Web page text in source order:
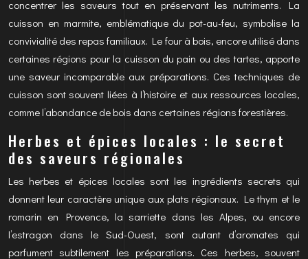
concentrer les saveurs tout en préservant les nutriments. La
cuisson en marmite, emblématique du pot-au-feu, symbolise la
convivialité des repas familiaux. Le four à bois, encore utilisé dans
certaines régions pour la cuisson du pain ou des tartes, apporte
une saveur incomparable aux préparations. Ces techniques de
cuisson sont souvent liées à l’histoire et aux ressources locales,
comme l’abondance de bois dans certaines régions forestières.
Herbes et épices locales : le secret
des saveurs régionales
Les herbes et épices locales sont les ingrédients secrets qui
donnent leur caractère unique aux plats régionaux. Le thym et le
romarin en Provence, la sarriette dans les Alpes, ou encore
l’estragon dans le Sud-Ouest, sont autant d’aromates qui
parfument subtilement les préparations. Ces herbes, souvent